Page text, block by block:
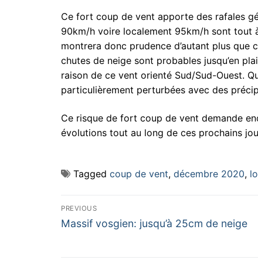
Ce fort coup de vent apporte des rafales
90km/h voire localement 95km/h sont tout
montrera donc prudence d’autant plus
chutes de neige sont probables jusqu’en
raison de ce vent orienté Sud/Sud-Ouest.
particulièrement perturbées avec des
Ce risque de fort coup de vent demande
évolutions tout au long de ces prochains
Tagged coup de vent, décembre 2020,
Navigation
de
PREVIOUS
Previous
Massif vosgien: jusqu’à 25cm de neige